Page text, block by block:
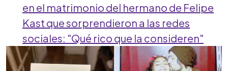
en el matrimonio del hermano de Felipe
Kast que sorprendieron a las redes
sociales: "Qué rico que la consideren"